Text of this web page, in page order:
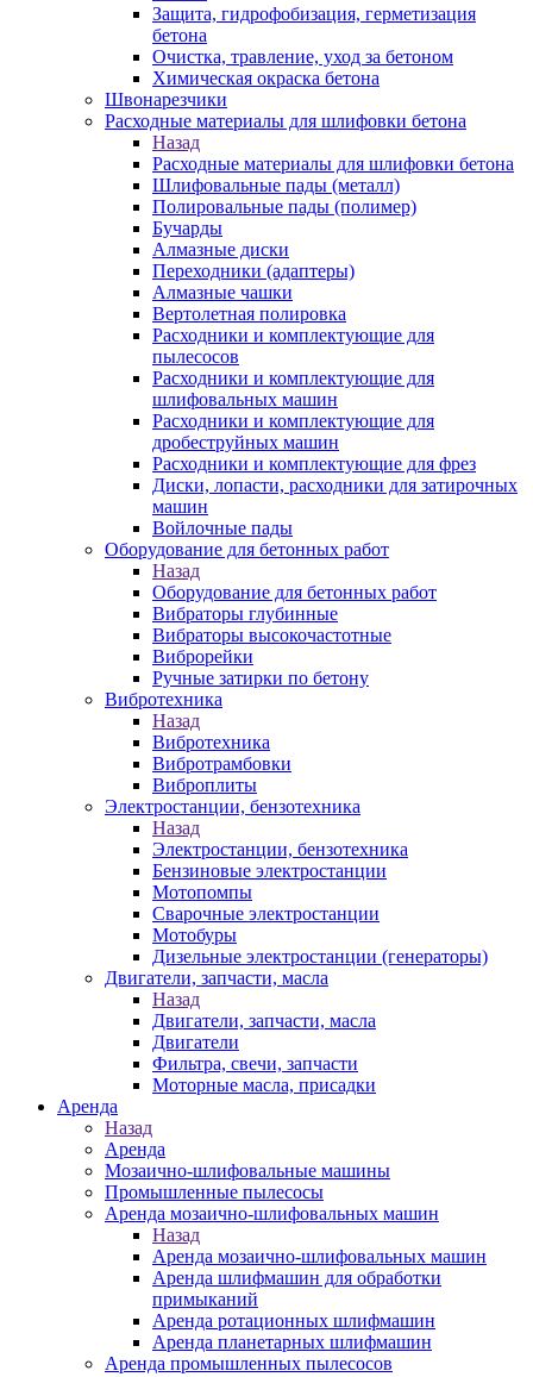
Защита, гидрофобизация, герметизация
бетона
Очистка, травление, уход за бетоном
Химическая окраска бетона
Швонарезчики
Расходные материалы для шлифовки бетона
Назад
Расходные материалы для шлифовки бетона
Шлифовальные пады (металл)
Полировальные пады (полимер)
Бучарды
Алмазные диски
Переходники (адаптеры)
Алмазные чашки
Вертолетная полировка
Расходники и комплектующие для
пылесосов
Расходники и комплектующие для
шлифовальных машин
Расходники и комплектующие для
дробеструйных машин
Расходники и комплектующие для фрез
Диски, лопасти, расходники для затирочных
машин
Войлочные пады
Оборудование для бетонных работ
Назад
Оборудование для бетонных работ
Вибраторы глубинные
Вибраторы высокочастотные
Виброрейки
Ручные затирки по бетону
Вибротехника
Назад
Вибротехника
Вибротрамбовки
Виброплиты
Электростанции, бензотехника
Назад
Электростанции, бензотехника
Бензиновые электростанции
Мотопомпы
Сварочные электростанции
Мотобуры
Дизельные электростанции (генераторы)
Двигатели, запчасти, масла
Назад
Двигатели, запчасти, масла
Двигатели
Фильтра, свечи, запчасти
Моторные масла, присадки
Аренда
Назад
Аренда
Мозаично-шлифовальные машины
Промышленные пылесосы
Аренда мозаично-шлифовальных машин
Назад
Аренда мозаично-шлифовальных машин
Аренда шлифмашин для обработки
примыканий
Аренда ротационных шлифмашин
Аренда планетарных шлифмашин
Аренда промышленных пылесосов